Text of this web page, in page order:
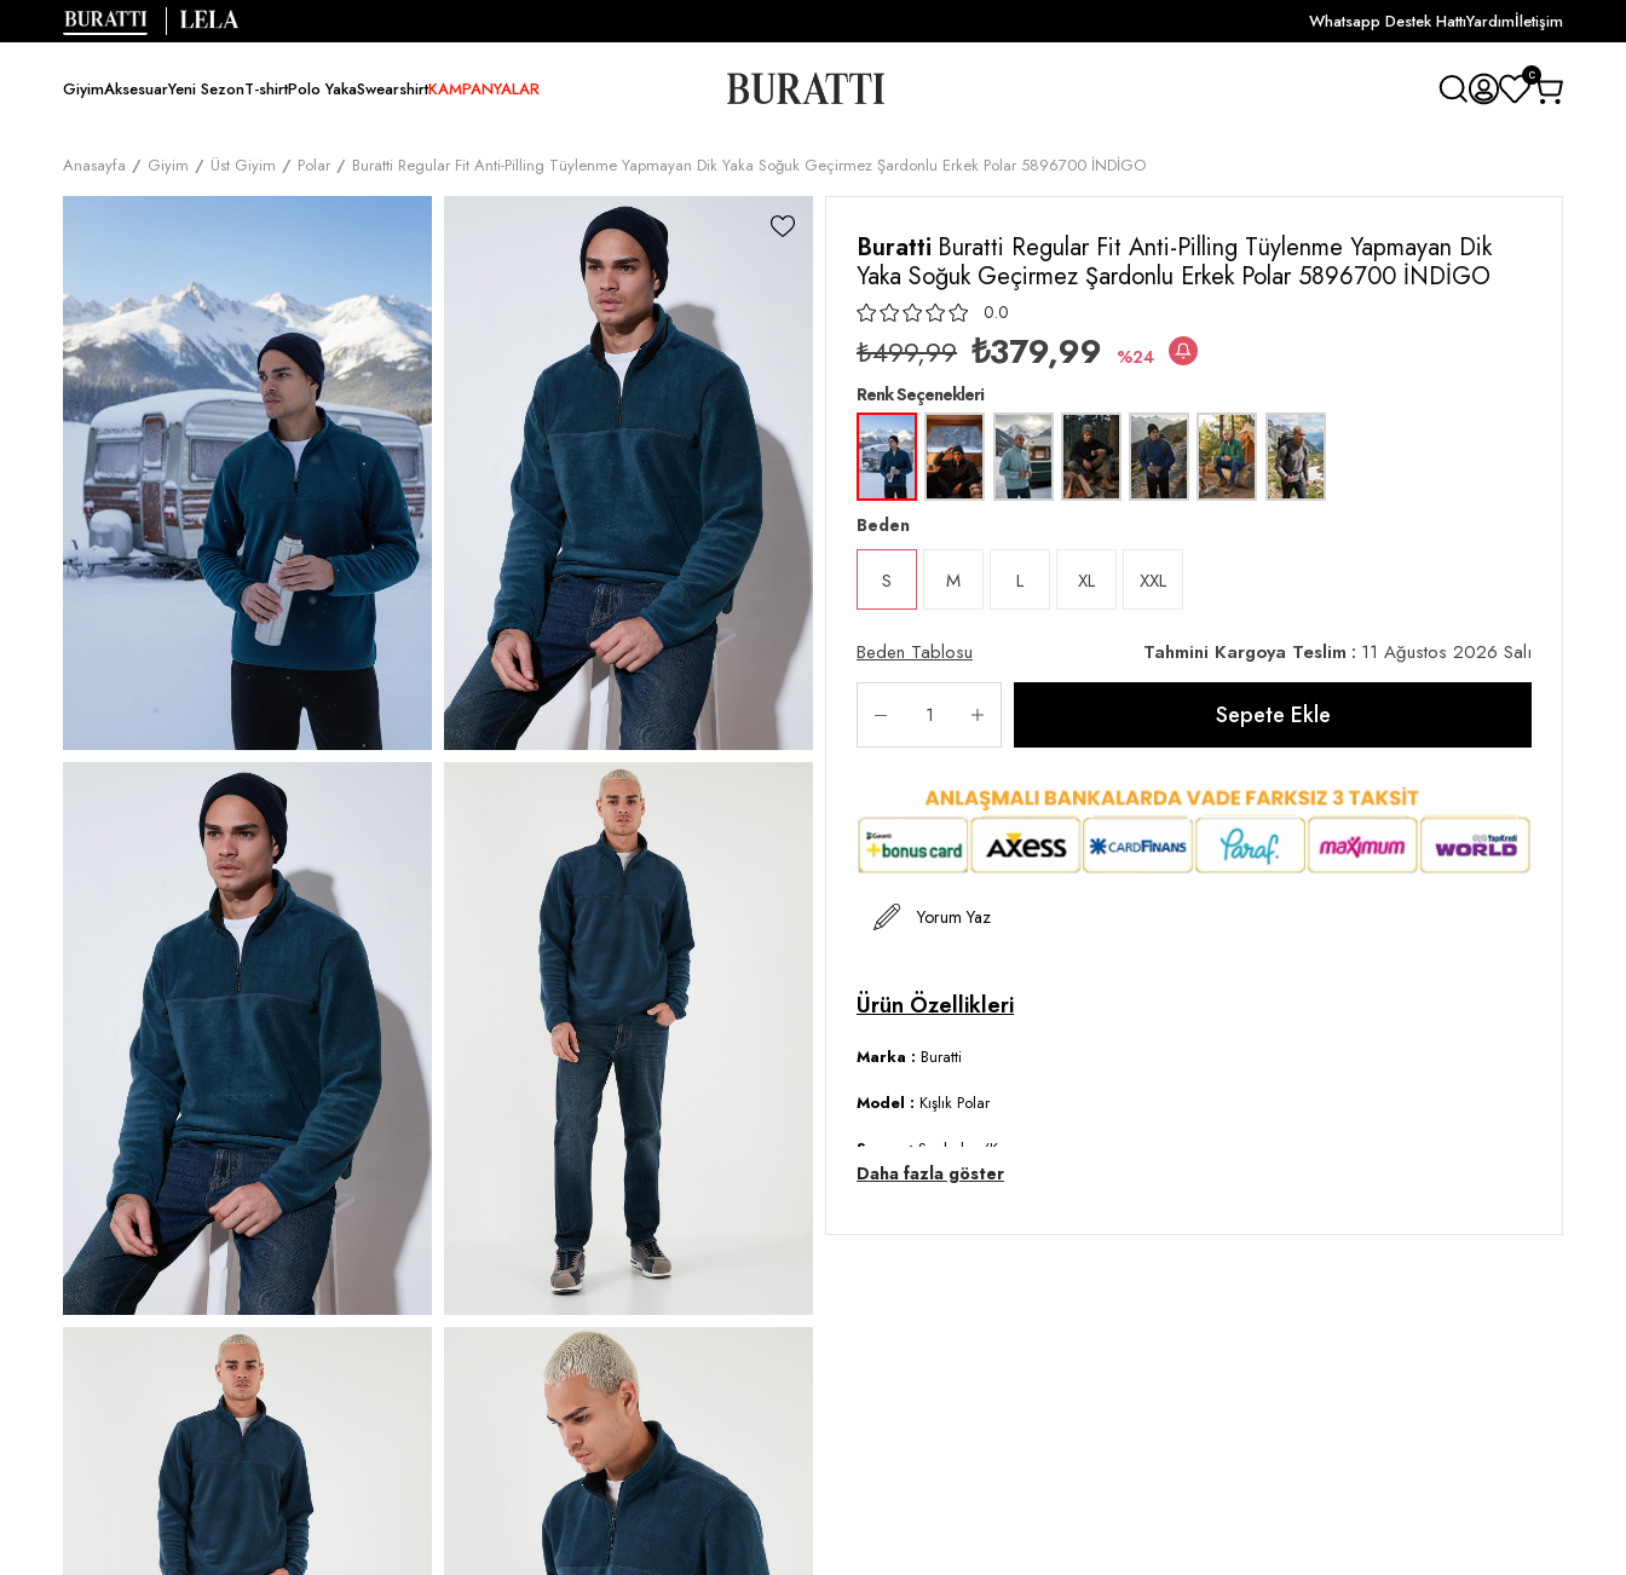
Whatsapp Destek HattıYardımİletişim
GiyimAksesuarYeni SezonT-shirtPolo YakaSwearshirtKAMPANYALAR
0
Anasayfa Giyim Üst Giyim Polar Buratti Regular Fit Anti-Pilling Tüylenme Yapmayan Dik Yaka Soğuk Geçirmez Şardonlu Erkek Polar 5896700 İNDİGO
Buratti Buratti Regular Fit Anti-Pilling Tüylenme Yapmayan Dik
Yaka Soğuk Geçirmez Şardonlu Erkek Polar 5896700 İNDİGO
0.0
₺499,99 ₺379,99
24
Renk Seçenekleri
Beden
S M L XL XXL
Beden Tablosu Tahmini Kargoya Teslim : 11 Ağustos 2026 Salı
Yorum Yaz
Marka : Buratti
Model : Kışlık Polar
Sezon : Sonbahar/Kış
Materyal :% 100 Polyester
Daha fazla göster